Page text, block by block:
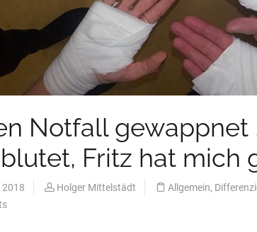
Notfall gewappnet
Fritz hat mich
2018 Holger Mittelstädt Allgemein,